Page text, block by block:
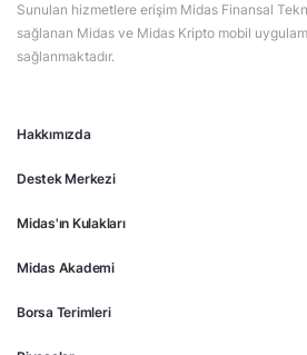
Hakkımızda
Destek Merkezi
Midas'ın Kulakları
Midas Akademi
Borsa Terimleri
Sunulan hizmetlere erişim Midas Finansal
sağlanan Midas ve Midas Kripto mobil
sağlanmaktadır.